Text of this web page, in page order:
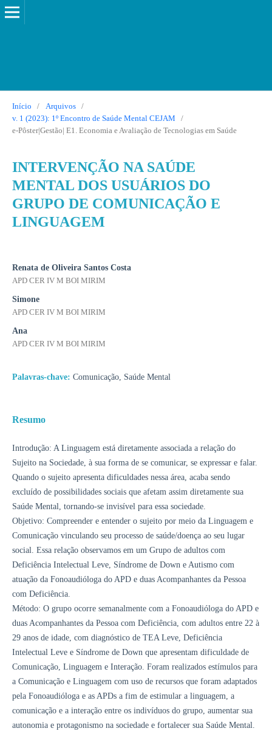
Início / Arquivos
/
v. 1 (2023): 1º Encontro de Saúde Mental CEJAM
/
e-Pôster|Gestão| E1. Economia e Avaliação de Tecnologias em Saúde
INTERVENÇÃO NA SAÚDE
MENTAL DOS USUÁRIOS DO
GRUPO DE COMUNICAÇÃO E
LINGUAGEM
Renata de Oliveira Santos Costa
APD CER IV M BOI MIRIM
Simone
APD CER IV M BOI MIRIM
Ana
APD CER IV M BOI MIRIM
Palavras-chave: Comunicação, Saúde Mental
Resumo
Introdução: A Linguagem está diretamente associada a relação do
Sujeito na Sociedade, à sua forma de se comunicar, se expressar e falar.
Quando o sujeito apresenta dificuldades nessa área, acaba sendo
excluído de possibilidades sociais que afetam assim diretamente sua
Saúde Mental, tornando-se invisível para essa sociedade.
Objetivo: Compreender e entender o sujeito por meio da Linguagem e
Comunicação vinculando seu processo de saúde/doença ao seu lugar
social. Essa relação observamos em um Grupo de adultos com
Deficiência Intelectual Leve, Síndrome de Down e Autismo com
atuação da Fonoaudióloga do APD e duas Acompanhantes da Pessoa
com Deficiência.
Método: O grupo ocorre semanalmente com a Fonoaudióloga do APD e
duas Acompanhantes da Pessoa com Deficiência, com adultos entre 22 à
29 anos de idade, com diagnóstico de TEA Leve, Deficiência
Intelectual Leve e Síndrome de Down que apresentam dificuldade de
Comunicação, Linguagem e Interação. Foram realizados estímulos para
a Comunicação e Linguagem com uso de recursos que foram adaptados
pela Fonoaudióloga e as APDs a fim de estimular a linguagem, a
comunicação e a interação entre os indivíduos do grupo, aumentar sua
autonomia e protagonismo na sociedade e fortalecer sua Saúde Mental.